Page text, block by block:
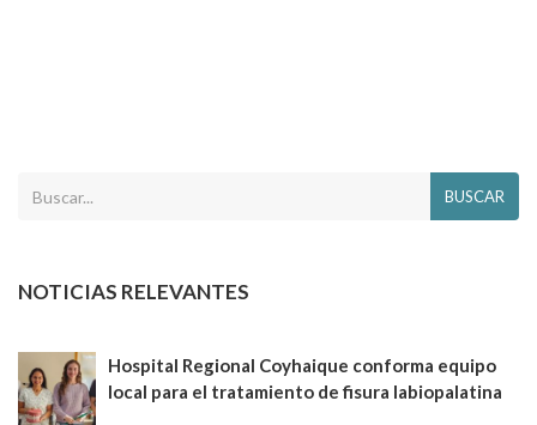
BUSCAR
NOTICIAS RELEVANTES
Hospital Regional Coyhaique conforma equipo
local para el tratamiento de fisura labiopalatina